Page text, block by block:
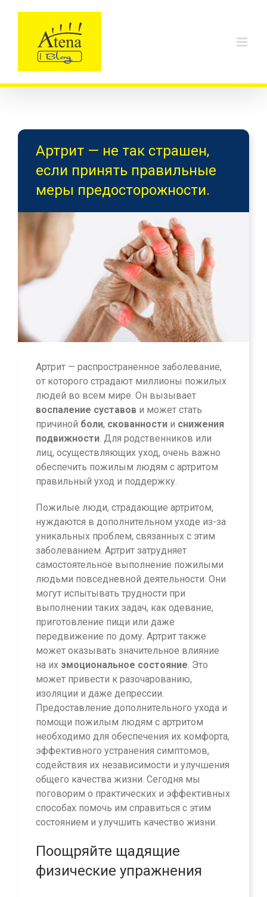
Артрит — не так страшен,
если принять правильные
меры предосторожности.
Артрит — распространенное заболевание,
от которого страдают миллионы пожилых
людей во всем мире. Он вызывает
воспаление суставов и может стать
причиной боли, скованности и снижения
подвижности. Для родственников или
лиц, осуществляющих уход, очень важно
обеспечить пожилым людям с артритом
правильный уход и поддержку.
Пожилые люди, страдающие артритом,
нуждаются в дополнительном уходе из-за
уникальных проблем, связанных с этим
заболеванием. Артрит затрудняет
самостоятельное выполнение пожилыми
людьми повседневной деятельности. Они
могут испытывать трудности при
выполнении таких задач, как одевание,
приготовление пищи или даже
передвижение по дому. Артрит также
может оказывать значительное влияние
на их эмоциональное состояние. Это
может привести к разочарованию,
изоляции и даже депрессии.
Предоставление дополнительного ухода и
помощи пожилым людям с артритом
необходимо для обеспечения их комфорта,
эффективного устранения симптомов,
содействия их независимости и улучшения
общего качества жизни. Сегодня мы
поговорим о практических и эффективных
способах помочь им справиться с этим
состоянием и улучшить качество жизни.
Поощряйте щадящие
физические упражнения